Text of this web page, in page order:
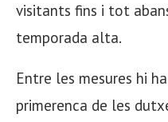
visitants fins i tot
temporada alta.
Entre les mesures hi
primerenca de les